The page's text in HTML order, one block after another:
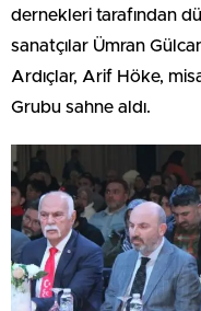
dernekleri tarafından
sanatçılar Ümran
Ardıçlar, Arif Höke,
Grubu sahne aldı.